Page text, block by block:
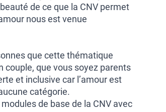
de ce que la CNV permet
nous est venue
que cette thématique
couple, que vous soyez parents
et inclusive car l’amour est
catégorie.
de base de la CNV avec